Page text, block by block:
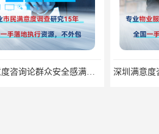
深圳满意度咨询论群众安全感满意度调查如何操作